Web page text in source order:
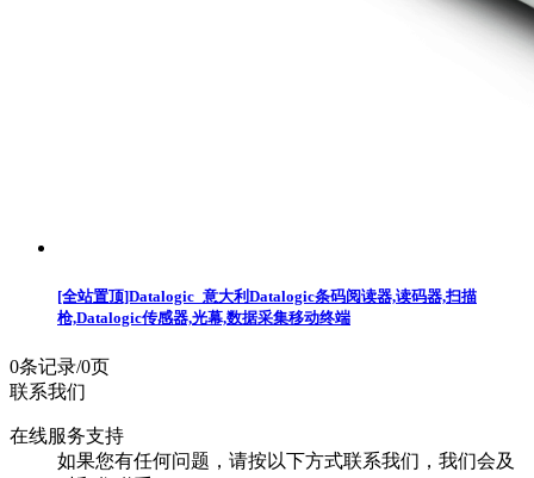
[全站置顶]Datalogic_意大利Datalogic条码阅读器,读码器,扫描
枪,Datalogic传感器,光幕,数据采集移动终端
0条记录/0页
联系我们
在线服务支持
如果您有任何问题，请按以下方式联系我们，我们会及